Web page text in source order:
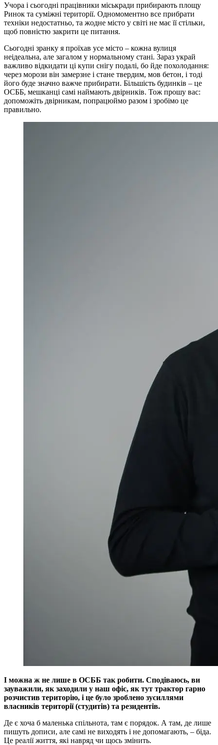
Учора і сьогодні працівники міськради прибирають площу
Ринок та суміжні території. Одномоментно все прибрати
техніки недостатньо, та жодне місто у світі не має її стільки,
щоб повністю закрити це питання.
Сьогодні зранку я проїхав усе місто – кожна вулиця
неідеальна, але загалом у нормальному стані. Зараз украй
важливо відкидати ці купи снігу подалі, бо йде похолодання:
через морози він замерзне і стане твердим, мов бетон, і тоді
його буде значно важче прибирати. Більшість будинків – це
ОСББ, мешканці самі наймають двірників. Тож прошу вас:
допоможіть двірникам, попрацюймо разом і зробімо це
правильно.
І можна ж не лише в ОСББ так робити. Сподіваюсь, ви
зауважили, як заходили у наш офіс, як тут трактор гарно
розчистив територію, і це було зроблено зусиллями
власників території (студитів) та резидентів.
Де є хоча б маленька спільнота, там є порядок. А там, де лише
пишуть дописи, але самі не виходять і не допомагають, – біда.
Це реалії життя, які навряд чи щось змінить.